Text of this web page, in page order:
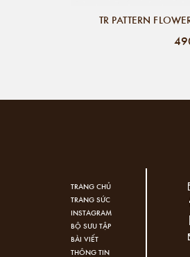
TR PATTERN
TRANG CHỦ
TRANG SỨC
INSTAGRAM
BỘ SƯU TẬP
BÀI VIẾT
THÔNG TIN